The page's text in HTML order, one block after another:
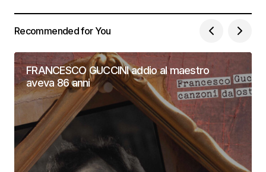
Recommended for You
FRANCESCO GUCCINI addio al maestro
aveva 86 anni